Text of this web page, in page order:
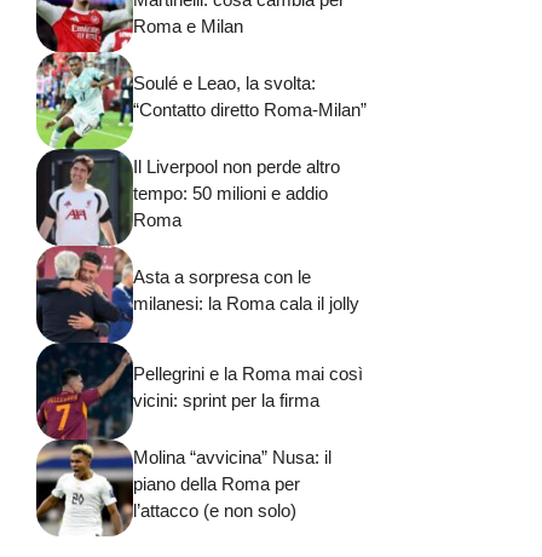
Roma e Milan
Soulé e Leao, la svolta:
“Contatto diretto Roma-Milan”
Il Liverpool non perde altro
tempo: 50 milioni e addio
Roma
Asta a sorpresa con le
milanesi: la Roma cala il jolly
Pellegrini e la Roma mai così
vicini: sprint per la firma
Molina “avvicina” Nusa: il
piano della Roma per
l’attacco (e non solo)